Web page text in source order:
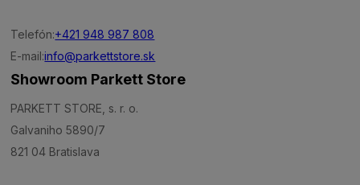
Telefón:+421 948 987 808
E-mail:info@parkettstore.sk
Showroom Parkett Store
PARKETT STORE, s. r. o.
Galvaniho 5890/7
821 04 Bratislava